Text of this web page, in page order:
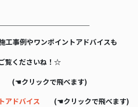
工事例やワンポイントアドバイスも
覧くださいね！☆
(☚クリックで飛べます)
アドバイス (☚クリックで飛べます)